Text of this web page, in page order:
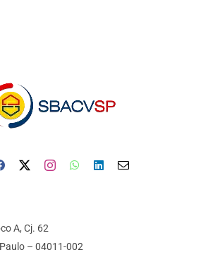
A, Cj. 62
– 04011-002